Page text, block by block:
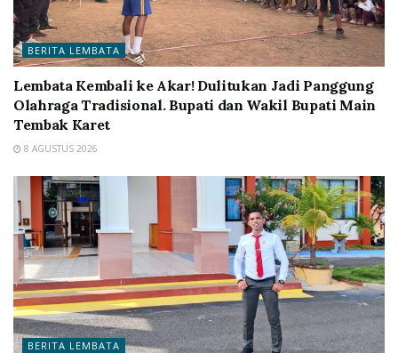
BERITA LEMBATA
Lembata Kembali ke Akar! Dulitukan Jadi Panggung
Olahraga Tradisional. Bupati dan Wakil Bupati Main
Tembak Karet
8 AGUSTUS 2026
BERITA LEMBATA